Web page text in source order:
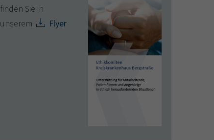
finden Sie in
unserem
Flyer